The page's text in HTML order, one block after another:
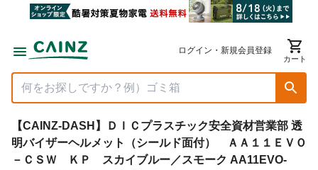
ログイン・新規会員登録
カート
【CAINZ-DASH】ＤＩＣプラスチック安全資材営業部 透
明バイザーヘルメット（シールド面付） ＡＡ１１ＥＶＯ
－ＣＳＷ ＫＰ スカイブルー／スモーク AA11EVO-